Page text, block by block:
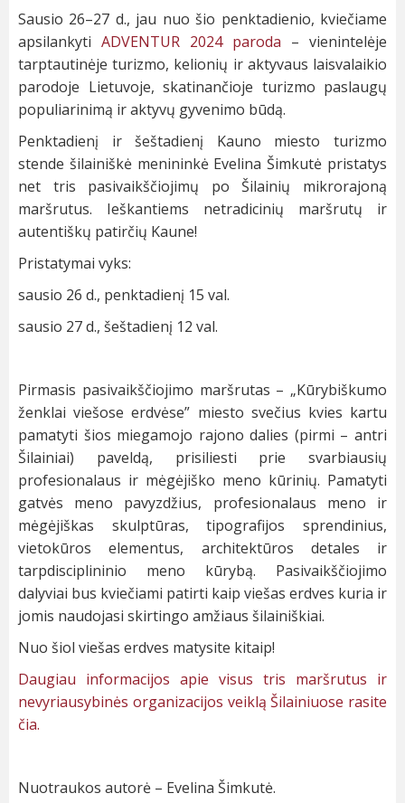
Sausio 26–27 d., jau nuo šio penktadienio, kviečiame
apsilankyti ADVENTUR 2024 paroda – vienintelėje
tarptautinėje turizmo, kelionių ir aktyvaus laisvalaikio
parodoje Lietuvoje, skatinančioje turizmo paslaugų
populiarinimą ir aktyvų gyvenimo būdą.
Penktadienį ir šeštadienį Kauno miesto turizmo
stende šilainiškė menininkė Evelina Šimkutė pristatys
net tris pasivaikščiojimų po Šilainių mikrorajoną
maršrutus. Ieškantiems netradicinių maršrutų ir
autentiškų patirčių Kaune!
Pristatymai vyks:
sausio 26 d., penktadienį 15 val.
sausio 27 d., šeštadienį 12 val.
Pirmasis pasivaikščiojimo maršrutas – „Kūrybiškumo
ženklai viešose erdvėse” miesto svečius kvies kartu
pamatyti šios miegamojo rajono dalies (pirmi – antri
Šilainiai) paveldą, prisiliesti prie svarbiausių
profesionalaus ir mėgėjiško meno kūrinių. Pamatyti
gatvės meno pavyzdžius, profesionalaus meno ir
mėgėjiškas skulptūras, tipografijos sprendinius,
vietokūros elementus, architektūros detales ir
tarpdisciplininio meno kūrybą. Pasivaikščiojimo
dalyviai bus kviečiami patirti kaip viešas erdves kuria ir
jomis naudojasi skirtingo amžiaus šilainiškiai.
Nuo šiol viešas erdves matysite kitaip!
Daugiau informacijos apie visus tris maršrutus ir
nevyriausybinės organizacijos veiklą Šilainiuose rasite
čia.
Nuotraukos autorė – Evelina Šimkutė.